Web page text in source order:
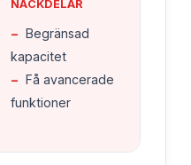
NACKDELAR
− Begränsad
kapacitet
− Få avancerade
funktioner